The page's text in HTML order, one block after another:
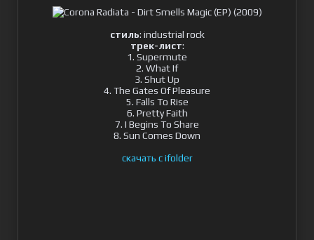
стиль: industrial rock
трек-лист:
1. Supermute
2. What If
3. Shut Up
4. The Gates Of Pleasure
5. Falls To Rise
6. Pretty Faith
7. I Begins To Share
8. Sun Comes Down
скачать с ifolder